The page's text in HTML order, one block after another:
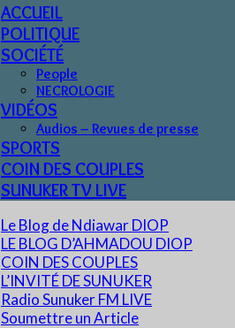
ACCUEIL
POLITIQUE
SOCIÉTÉ
People
NECROLOGIE
VIDÉOS
Audios – Revues de presse
SPORTS
COIN DES COUPLES
SUNUKER TV LIVE
Le Blog de Ndiawar DIOP
LE BLOG D’AHMADOU DIOP
COIN DES COUPLES
L’INVITÉ DE SUNUKER
Radio Sunuker FM LIVE
Soumettre un Article